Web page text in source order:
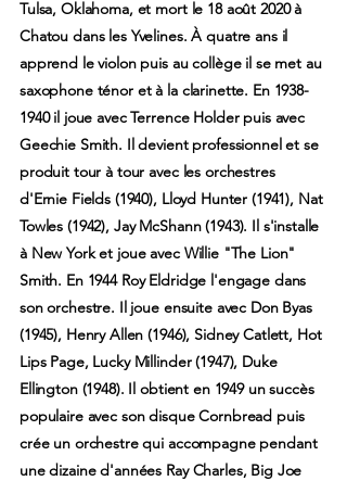
Tulsa, Oklahoma, et mort le 18 août 2020 à
Chatou dans les Yvelines. À quatre ans il
apprend le violon puis au collège il se met au
saxophone ténor et à la clarinette. En 1938-
1940 il joue avec Terrence Holder puis avec
Geechie Smith. Il devient professionnel et se
produit tour à tour avec les orchestres
d'Ernie Fields (1940), Lloyd Hunter (1941), Nat
Towles (1942), Jay McShann (1943). Il s'installe
à New York et joue avec Willie "The Lion"
Smith. En 1944 Roy Eldridge l'engage dans
son orchestre. Il joue ensuite avec Don Byas
(1945), Henry Allen (1946), Sidney Catlett, Hot
Lips Page, Lucky Millinder (1947), Duke
Ellington (1948). Il obtient en 1949 un succès
populaire avec son disque Cornbread puis
crée un orchestre qui accompagne pendant
une dizaine d'années Ray Charles, Big Joe